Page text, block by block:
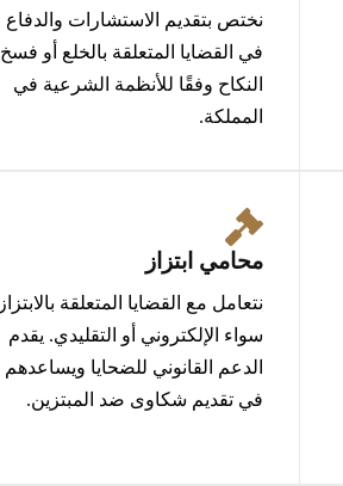
نختص بتقديم الاستشارات والدفاع
في القضايا المتعلقة بالخلع أو فسخ
النكاح وفقًا للأنظمة الشرعية في
المملكة.
محامي ابتزاز
نتعامل مع القضايا المتعلقة بالابتزاز
سواء الإلكتروني أو التقليدي. يقدم
الدعم القانوني للضحايا ويساعدهم
في تقديم شكاوى ضد المبتزين.